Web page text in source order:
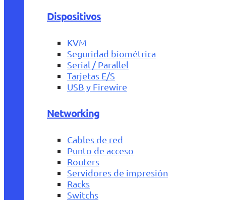
Dispositivos
KVM
Seguridad biométrica
Serial / Parallel
Tarjetas E/S
USB y Firewire
Networking
Cables de red
Punto de acceso
Routers
Servidores de impresión
Racks
Switchs